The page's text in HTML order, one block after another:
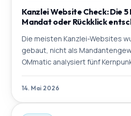
Kanzlei Website Check: Die
Mandat oder Rückklick
Die meisten Kanzlei-Websites
gebaut, nicht als
OMmatic analysiert fünf
14. Mai 2026